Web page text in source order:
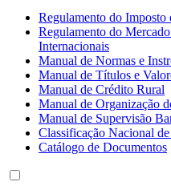
Regulamento do Imposto
Regulamento do
Internacionais
Manual de Normas e
Manual de Títulos e
Manual de Crédito Rural
Manual de Organização
Manual de Supervisão
Classificação Nacional
Catálogo de Documentos